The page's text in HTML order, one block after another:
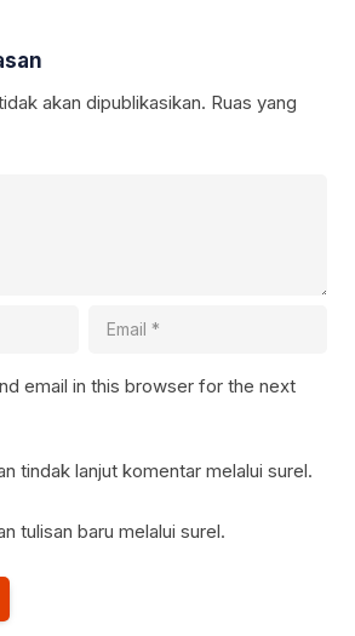
akan dipublikasikan. Ruas yang
email in this browser for the next
tindak lanjut komentar melalui surel.
tulisan baru melalui surel.